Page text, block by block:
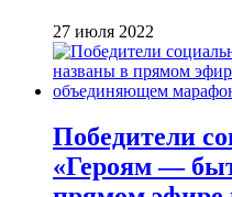
27 июля 2022
Победители
«Героям —